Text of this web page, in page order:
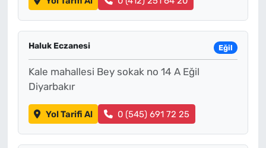
Haluk Eczanesi Eğil
Kale mahallesi Bey sokak no 14 A Eğil
Diyarbakır
Yol Tarifi Al 0 (545) 691 72 25